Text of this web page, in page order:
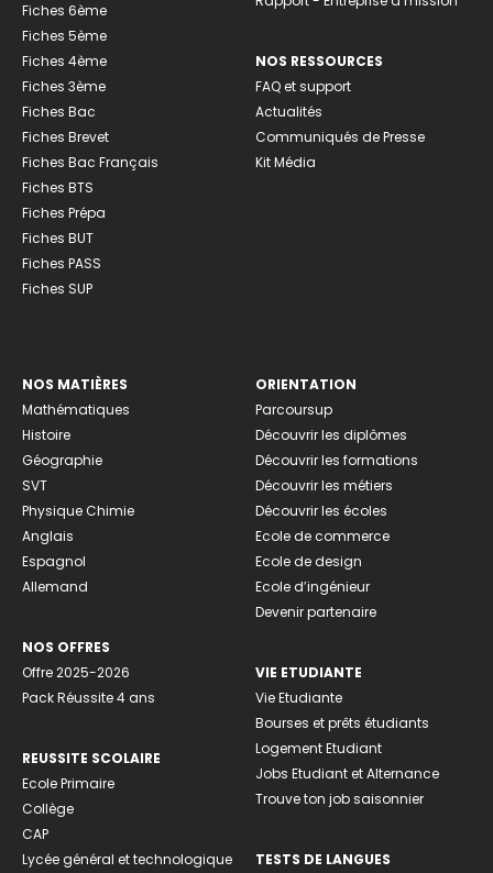
Fiches 6ème
Fiches 5ème
Fiches 4ème
Fiches 3ème
Fiches Bac
Fiches Brevet
Fiches Bac Français
Fiches BTS
Fiches Prépa
Fiches BUT
Fiches PASS
Fiches SUP
NOS RESSOURCES
FAQ et support
Actualités
Communiqués de Presse
Kit Média
NOS MATIÈRES
Mathématiques
Histoire
Géographie
SVT
Physique Chimie
Anglais
Espagnol
Allemand
NOS OFFRES
Offre 2025-2026
Pack Réussite 4 ans
REUSSITE SCOLAIRE
Ecole Primaire
Collège
CAP
Lycée général et technologique
ORIENTATION
Parcoursup
Découvrir les diplômes
Découvrir les formations
Découvrir les métiers
Découvrir les écoles
Ecole de commerce
Ecole de design
Ecole d’ingénieur
Devenir partenaire
VIE ETUDIANTE
Vie Etudiante
Bourses et prêts étudiants
Logement Etudiant
Jobs Etudiant et Alternance
Trouve ton job saisonnier
TESTS DE LANGUES